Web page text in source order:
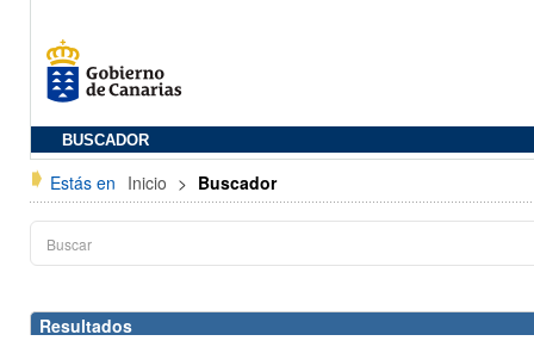
BUSCADOR
Estás en Inicio > Buscador
Resultados